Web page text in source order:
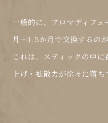
一般的に、アロマディフ
月〜1.5か月 で交換するの
これは、スティックの中
上げ・拡散力が徐々に落ち